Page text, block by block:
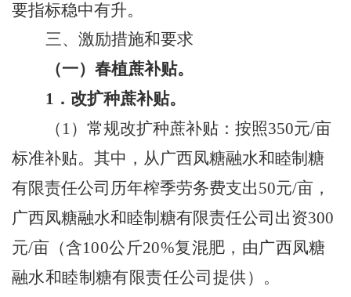
要指标稳中有升。
三、激励措施和要求
（一）春植蔗补贴。
1 ．改扩种蔗补贴。
（ 1）常规改扩种蔗补贴：按照350元/亩
标准补贴。其中，从广西凤糖融水和睦制糖
有限责任公司历年榨季劳务费支出50元/亩，
广西凤糖融水和睦制糖有限责任公司出资300
元/亩（含100公斤20%复混肥，由广西凤糖
融水和睦制糖有限责任公司提供）。